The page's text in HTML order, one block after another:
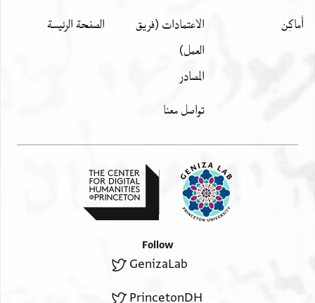
أَماكِن
الاعتمادات (فريق
العمل)
المصادر
تواصل معنا
الصفحة الرئيسة
Follow
GenizaLab
PrincetonDH